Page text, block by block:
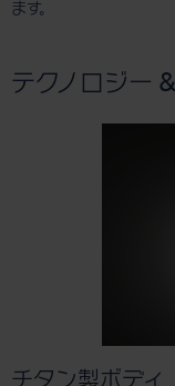
ます。
テクノロジー